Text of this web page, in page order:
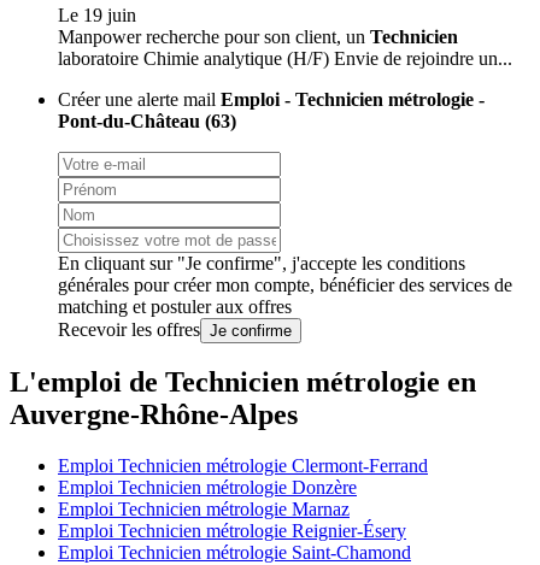
Le 19 juin
Manpower recherche pour son client, un Technicien
laboratoire Chimie analytique (H/F) Envie de rejoindre un...
Créer une alerte mail Emploi - Technicien métrologie -
Pont-du-Château (63)
En cliquant sur "Je confirme", j'accepte les conditions
générales pour créer mon compte, bénéficier des services de
matching et postuler aux offres
Recevoir les offres Je confirme
L'emploi de Technicien métrologie en
Auvergne-Rhône-Alpes
Emploi Technicien métrologie Clermont-Ferrand
Emploi Technicien métrologie Donzère
Emploi Technicien métrologie Marnaz
Emploi Technicien métrologie Reignier-Ésery
Emploi Technicien métrologie Saint-Chamond